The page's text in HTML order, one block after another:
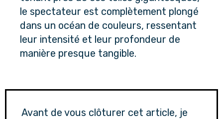
le spectateur est complètement plongé
dans un océan de couleurs, ressentant
leur intensité et leur profondeur de
manière presque tangible.
Avant de vous clôturer cet article, je